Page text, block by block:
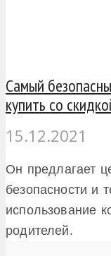
Самый
купить со
15.12.2021
Он предлагает
безопасности и
использование
родителей.